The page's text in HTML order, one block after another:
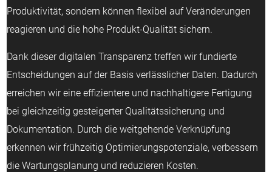
Produktivität, sondern können flexibel auf Veränderungen
reagieren und die hohe Produkt-Qualität sichern.
Dank dieser digitalen Transparenz treffen wir fundierte
Entscheidungen auf der Basis verlässlicher Daten. Dadurch
erreichen wir eine effizientere und nachhaltigere Fertigung
bei gleichzeitig gesteigerter Qualitätssicherung und
Dokumentation. Durch die weitgehende Verknüpfung
erkennen wir frühzeitig Optimierungspotenziale, verbessern
die Wartungsplanung und reduzieren Kosten.